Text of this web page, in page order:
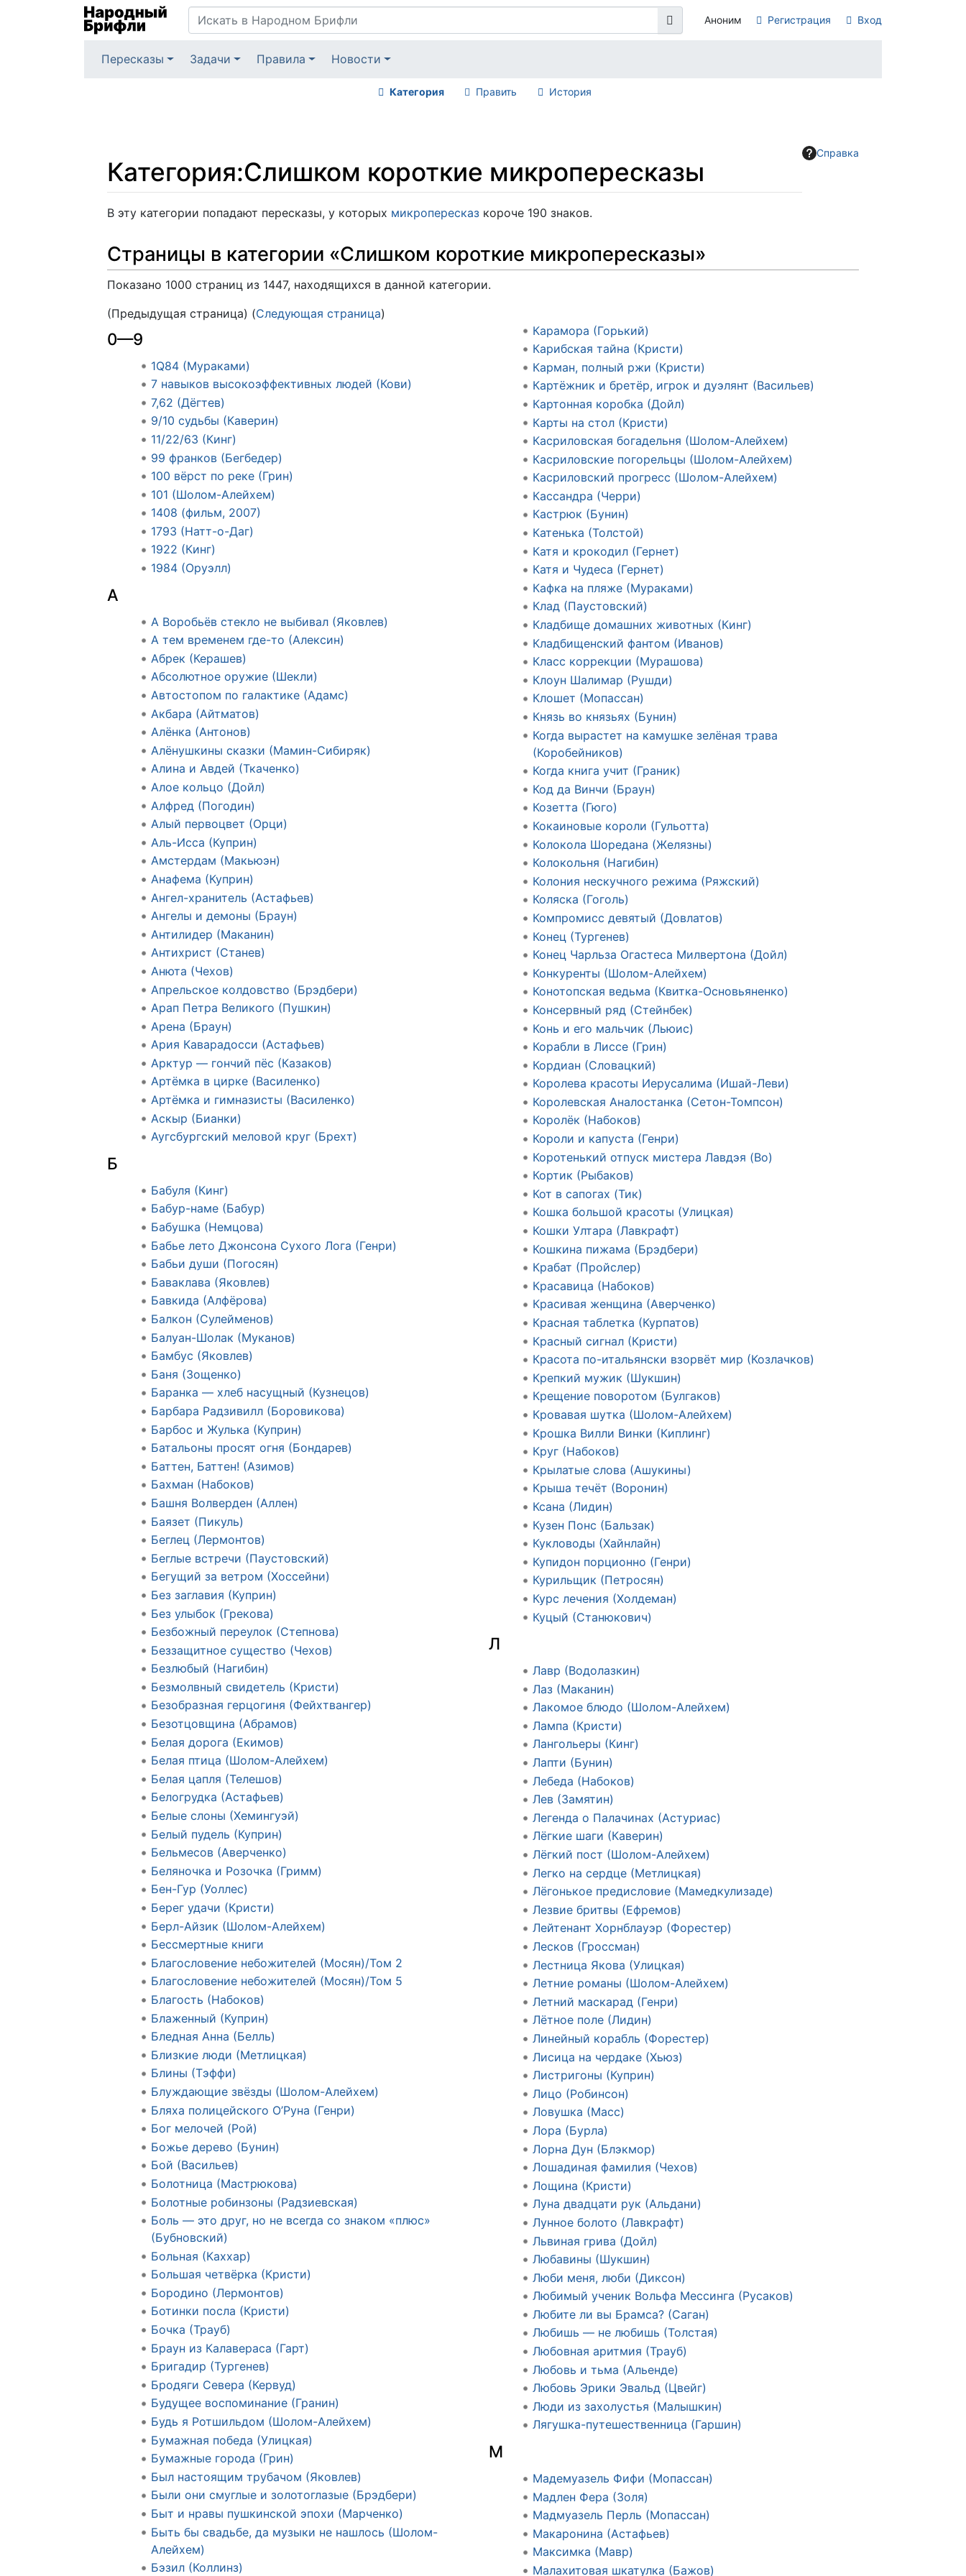
Аноним Регистрация Вход
Пересказы Задачи Правила Новости
Категория Править История
Справка
Категория:Слишком короткие микропересказы
Перейти к:навигация,поиск
В эту категории попадают пересказы, у которых микропересказ короче 190 знаков.
Страницы в категории «Слишком короткие микропересказы»
Показано 1000 страниц из 1447, находящихся в данной категории.
(Предыдущая страница) (Следующая страница)
0—9
1Q84 (Мураками)
7 навыков высокоэффективных людей (Кови)
7,62 (Дёгтев)
9/10 судьбы (Каверин)
11/22/63 (Кинг)
99 франков (Бегбедер)
100 вёрст по реке (Грин)
101 (Шолом-Алейхем)
1408 (фильм, 2007)
1793 (Натт-о-Даг)
1922 (Кинг)
1984 (Оруэлл)
А
А Воробьёв стекло не выбивал (Яковлев)
А тем временем где-то (Алексин)
Абрек (Керашев)
Абсолютное оружие (Шекли)
Автостопом по галактике (Адамс)
Акбара (Айтматов)
Алёнка (Антонов)
Алёнушкины сказки (Мамин-Сибиряк)
Алина и Авдей (Ткаченко)
Алое кольцо (Дойл)
Алфред (Погодин)
Алый первоцвет (Орци)
Аль-Исса (Куприн)
Амстердам (Макьюэн)
Анафема (Куприн)
Ангел-хранитель (Астафьев)
Ангелы и демоны (Браун)
Антилидер (Маканин)
Антихрист (Станев)
Анюта (Чехов)
Апрельское колдовство (Брэдбери)
Арап Петра Великого (Пушкин)
Арена (Браун)
Ария Каварадосси (Астафьев)
Арктур — гончий пёс (Казаков)
Артёмка в цирке (Василенко)
Артёмка и гимназисты (Василенко)
Аскыр (Бианки)
Аугсбургский меловой круг (Брехт)
Б
Бабуля (Кинг)
Бабур-наме (Бабур)
Бабушка (Немцова)
Бабье лето Джонсона Сухого Лога (Генри)
Бабьи души (Погосян)
Баваклава (Яковлев)
Бавкида (Алфёрова)
Балкон (Сулейменов)
Балуан-Шолак (Муканов)
Бамбус (Яковлев)
Баня (Зощенко)
Баранка — хлеб насущный (Кузнецов)
Барбара Радзивилл (Боровикова)
Барбос и Жулька (Куприн)
Батальоны просят огня (Бондарев)
Баттен, Баттен! (Азимов)
Бахман (Набоков)
Башня Волверден (Аллен)
Баязет (Пикуль)
Беглец (Лермонтов)
Беглые встречи (Паустовский)
Бегущий за ветром (Хоссейни)
Без заглавия (Куприн)
Без улыбок (Грекова)
Безбожный переулок (Степнова)
Беззащитное существо (Чехов)
Безлюбый (Нагибин)
Безмолвный свидетель (Кристи)
Безобразная герцогиня (Фейхтвангер)
Безотцовщина (Абрамов)
Белая дорога (Екимов)
Белая птица (Шолом-Алейхем)
Белая цапля (Телешов)
Белогрудка (Астафьев)
Белые слоны (Хемингуэй)
Белый пудель (Куприн)
Бельмесов (Аверченко)
Беляночка и Розочка (Гримм)
Бен-Гур (Уоллес)
Берег удачи (Кристи)
Берл-Айзик (Шолом-Алейхем)
Бессмертные книги
Благословение небожителей (Мосян)/Том 2
Благословение небожителей (Мосян)/Том 5
Благость (Набоков)
Блаженный (Куприн)
Бледная Анна (Белль)
Близкие люди (Метлицкая)
Блины (Тэффи)
Блуждающие звёзды (Шолом-Алейхем)
Бляха полицейского О’Руна (Генри)
Бог мелочей (Рой)
Божье дерево (Бунин)
Бой (Васильев)
Болотница (Мастрюкова)
Болотные робинзоны (Радзиевская)
Боль — это друг, но не всегда со знаком «плюс»
(Бубновский)
Больная (Каххар)
Большая четвёрка (Кристи)
Бородино (Лермонтов)
Ботинки посла (Кристи)
Бочка (Трауб)
Браун из Калавераса (Гарт)
Бригадир (Тургенев)
Бродяги Севера (Кервуд)
Будущее воспоминание (Гранин)
Будь я Ротшильдом (Шолом-Алейхем)
Бумажная победа (Улицкая)
Бумажные города (Грин)
Был настоящим трубачом (Яковлев)
Были они смуглые и золотоглазые (Брэдбери)
Быт и нравы пушкинской эпохи (Марченко)
Быть бы свадьбе, да музыки не нашлось (Шолом-
Алейхем)
Бэзил (Коллинз)
Карамора (Горький)
Карибская тайна (Кристи)
Карман, полный ржи (Кристи)
Картёжник и бретёр, игрок и дуэлянт (Васильев)
Картонная коробка (Дойл)
Карты на стол (Кристи)
Касриловская богадельня (Шолом-Алейхем)
Касриловские погорельцы (Шолом-Алейхем)
Касриловский прогресс (Шолом-Алейхем)
Кассандра (Черри)
Кастрюк (Бунин)
Катенька (Толстой)
Катя и крокодил (Гернет)
Катя и Чудеса (Гернет)
Кафка на пляже (Мураками)
Клад (Паустовский)
Кладбище домашних животных (Кинг)
Кладбищенский фантом (Иванов)
Класс коррекции (Мурашова)
Клоун Шалимар (Рушди)
Клошет (Мопассан)
Князь во князьях (Бунин)
Когда вырастет на камушке зелёная трава
(Коробейников)
Когда книга учит (Граник)
Код да Винчи (Браун)
Козетта (Гюго)
Кокаиновые короли (Гульотта)
Колокола Шоредана (Желязны)
Колокольня (Нагибин)
Колония нескучного режима (Ряжский)
Коляска (Гоголь)
Компромисс девятый (Довлатов)
Конец (Тургенев)
Конец Чарльза Огастеса Милвертона (Дойл)
Конкуренты (Шолом-Алейхем)
Конотопская ведьма (Квитка-Основьяненко)
Консервный ряд (Стейнбек)
Конь и его мальчик (Льюис)
Корабли в Лиссе (Грин)
Кордиан (Словацкий)
Королева красоты Иерусалима (Ишай-Леви)
Королевская Аналостанка (Сетон-Томпсон)
Королёк (Набоков)
Короли и капуста (Генри)
Коротенький отпуск мистера Лавдэя (Во)
Кортик (Рыбаков)
Кот в сапогах (Тик)
Кошка большой красоты (Улицкая)
Кошки Ултара (Лавкрафт)
Кошкина пижама (Брэдбери)
Крабат (Пройслер)
Красавица (Набоков)
Красивая женщина (Аверченко)
Красная таблетка (Курпатов)
Красный сигнал (Кристи)
Красота по-итальянски взорвёт мир (Козлачков)
Крепкий мужик (Шукшин)
Крещение поворотом (Булгаков)
Кровавая шутка (Шолом-Алейхем)
Крошка Вилли Винки (Киплинг)
Круг (Набоков)
Крылатые слова (Ашукины)
Крыша течёт (Воронин)
Ксана (Лидин)
Кузен Понс (Бальзак)
Кукловоды (Хайнлайн)
Купидон порционно (Генри)
Курильщик (Петросян)
Курс лечения (Холдеман)
Куцый (Станюкович)
Л
Лавр (Водолазкин)
Лаз (Маканин)
Лакомое блюдо (Шолом-Алейхем)
Лампа (Кристи)
Лангольеры (Кинг)
Лапти (Бунин)
Лебеда (Набоков)
Лев (Замятин)
Легенда о Палачинах (Астуриас)
Лёгкие шаги (Каверин)
Лёгкий пост (Шолом-Алейхем)
Легко на сердце (Метлицкая)
Лёгонькое предисловие (Мамедкулизаде)
Лезвие бритвы (Ефремов)
Лейтенант Хорнблауэр (Форестер)
Лесков (Гроссман)
Лестница Якова (Улицкая)
Летние романы (Шолом-Алейхем)
Летний маскарад (Генри)
Лётное поле (Лидин)
Линейный корабль (Форестер)
Лисица на чердаке (Хьюз)
Листригоны (Куприн)
Лицо (Робинсон)
Ловушка (Масс)
Лора (Бурла)
Лорна Дун (Блэкмор)
Лошадиная фамилия (Чехов)
Лощина (Кристи)
Луна двадцати рук (Альдани)
Лунное болото (Лавкрафт)
Львиная грива (Дойл)
Любавины (Шукшин)
Люби меня, люби (Диксон)
Любимый ученик Вольфа Мессинга (Русаков)
Любите ли вы Брамса? (Саган)
Любишь — не любишь (Толстая)
Любовная аритмия (Трауб)
Любовь и тьма (Альенде)
Любовь Эрики Эвальд (Цвейг)
Люди из захолустья (Малышкин)
Лягушка-путешественница (Гаршин)
М
Мадемуазель Фифи (Мопассан)
Мадлен Фера (Золя)
Мадмуазель Перль (Мопассан)
Макаронина (Астафьев)
Максимка (Мавр)
Малахитовая шкатулка (Бажов)